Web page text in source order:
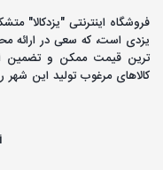
فروشگاه اینترنتی "یزدکالا"
یزدی است، که سعی در ارائه
ترین قیمت ممکن و تضمین
کالاهای مرغوب تولید این